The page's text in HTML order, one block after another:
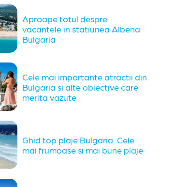
Aproape totul despre
vacantele in statiunea Albena
Bulgaria
Cele mai importante atractii din
Bulgaria si alte obiective care
merita vazute
Ghid top plaje Bulgaria. Cele
mai frumoase si mai bune plaje